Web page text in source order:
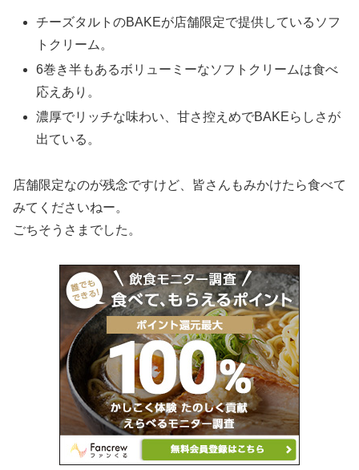
チーズタルトのBAKEが店舗限定で提供しているソフ
トクリーム。
6巻き半もあるボリューミーなソフトクリームは食べ
応えあり。
濃厚でリッチな味わい、甘さ控えめでBAKEらしさが
出ている。
店舗限定なのが残念ですけど、皆さんもみかけたら食べて
みてくださいねー。
ごちそうさまでした。